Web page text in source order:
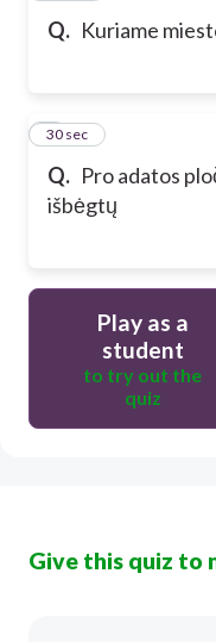
Q. Kuriame
Q. Pro adatos
išbėgtų
6
30 sec
Play as a
student
to try out the
quiz
Give this quiz to